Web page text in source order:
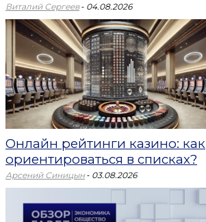
Виталий Сергеев - 04.08.2026
Онлайн рейтинги казино: как
ориентироваться в списках?
Арсений Синицын - 03.08.2026